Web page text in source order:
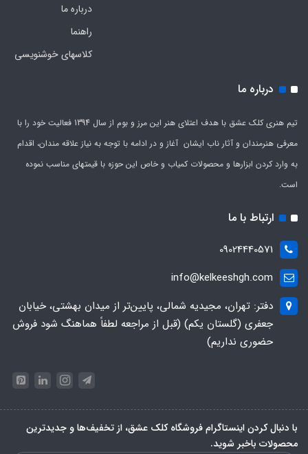
درباره ما
راهنما
کلاسهای خوشنویسی
درباره ما
تیم هنری کلک عشق با هدف اعتلای هنر این مرز و بوم از سال 1394 فعالیت خود را با
معرفی هنرمندان و آثار ناب ایشان آغاز و در ادامه با توجه به نیاز علاقه مندان، اقدام
به وارد کردن ابزارها و محصولات کمیاب و خاص این حوزه با قیمتهای مناسب نموده
است.
ارتباط با ما
09024440571
info@kelkeeshgh.com
دفتر: تهران، مجیدیه شمالی، پایین‌تر از میدان بهشتی، خیابان
جعفری (گلستان یکم) (قبل از مراجعه لطفاً هماهنگ شود فروش
حضوری نداریم)
با دنبال کردن اینستاگرام فروشگاه کلک عشق، از تخفیف‌ها و جدیدترین‌
محصولات باخبر شوید.